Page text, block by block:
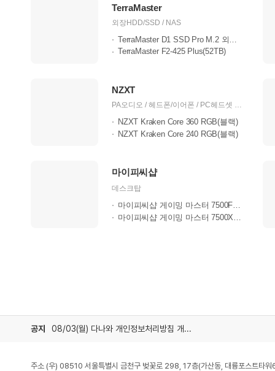
TerraMaster
외장HDD/SSD / NAS
TerraMaster D1 SSD Pro M.2 외장케이..
TerraMaster F2-425 Plus(52TB)
NZXT
PA오디오 / 헤드폰/이어폰 / PC헤드셋 / 메인보드 / 케이스 / 파워 / 키보드 / 마우스 / 쿨러/튜닝 / 케이블 / 영상/TV/PC캠
NZXT Kraken Core 360 RGB(블랙)
NZXT Kraken Core 240 RGB(블랙)
마이피씨샵
데스크탑
마이피씨샵 게이밍 마스터 7500F RTX50..
마이피씨샵 게이밍 마스터 7500X3D RTX..
공지 08/03(월) 다나와 개인정보처리방침 개정 안내
주소 (우) 08510 서울특별시 금천구 벚꽃로 298, 17층(가산동, 대륭포스트타워